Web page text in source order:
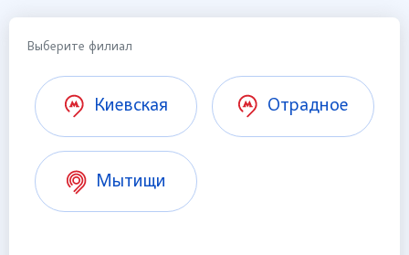
Выберите филиал
Киевская Отрадное
Мытищи